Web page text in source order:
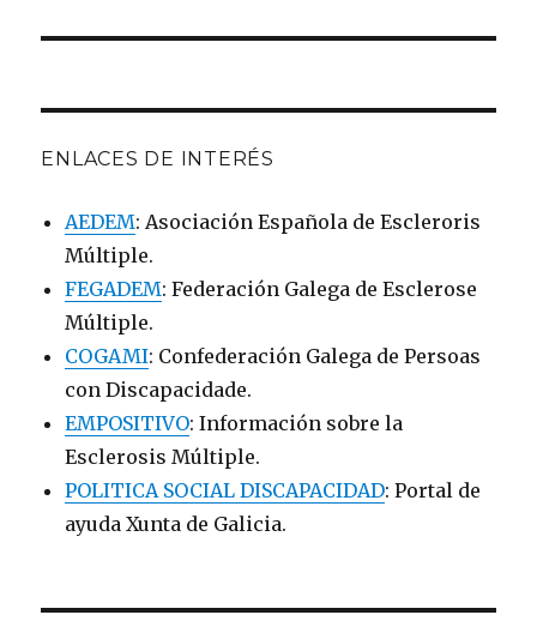
ENLACES DE INTERÉS
AEDEM: Asociación Española de Escleroris
Múltiple.
FEGADEM: Federación Galega de Esclerose
Múltiple.
COGAMI: Confederación Galega de Persoas
con Discapacidade.
EMPOSITIVO: Información sobre la
Esclerosis Múltiple.
POLITICA SOCIAL DISCAPACIDAD: Portal de
ayuda Xunta de Galicia.